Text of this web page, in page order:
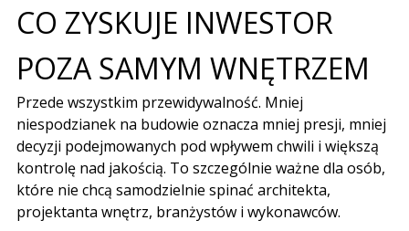
CO ZYSKUJE INWESTOR
POZA SAMYM WNĘTRZEM
Przede wszystkim przewidywalność. Mniej
niespodzianek na budowie oznacza mniej presji, mniej
decyzji podejmowanych pod wpływem chwili i większą
kontrolę nad jakością. To szczególnie ważne dla osób,
które nie chcą samodzielnie spinać architekta,
projektanta wnętrz, branżystów i wykonawców.